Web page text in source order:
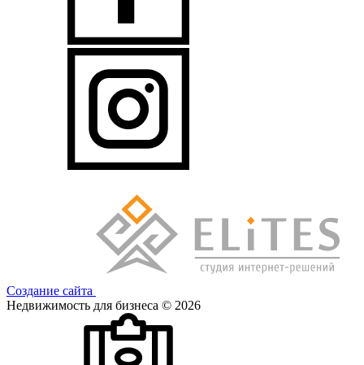
Создание сайта
Недвижимость для бизнеса © 2026